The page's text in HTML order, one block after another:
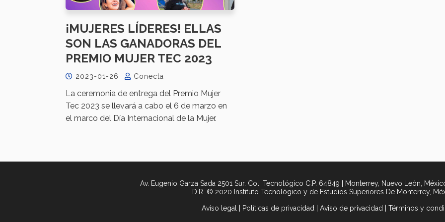
¡MUJERES LÍDERES! ELLAS
SON LAS GANADORAS DEL
PREMIO MUJER TEC 2023
2023-01-26 Conecta
La ceremonia de entrega del Premio Mujer
Tec 2023 se llevará a cabo el 6 de marzo en
el marco del Día Internacional de la Mujer.
Av. Eugenio Garza Sada 2501 Sur. Col. Tecnológico C.P. 64849 | Monterrey, Nuevo León,
D.R. © 2020 Instituto Tecnológico y de Estudios Superiores De Monterrey,
Aviso legal Políticas de privacidad Aviso de privacidad Términos y